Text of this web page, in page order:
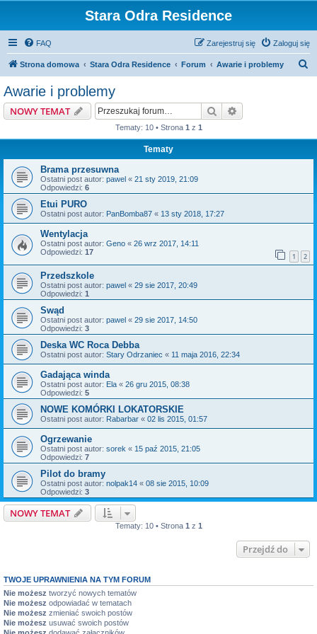
Stara Odra Residence
FAQ Zaloguj się
Zarejestruj się
Strona domowa Stara Odra Residence Forum Awarie i problemy
Awarie i problemy
NOWY TEMAT Szukaj
Tematy: 10 • Strona 1 z 1
Tematy
Brama przesuwna
Ostatni post autor: pawel « 21 sty 2019, 21:09
Odpowiedzi: 6
Etui PURO
Ostatni post autor: PanBomba87 « 13 sty 2018, 17:27
Wentylacja
Ostatni post autor: Geno « 26 wrz 2017, 14:11
Odpowiedzi: 17 1 2
Przedszkole
Ostatni post autor: pawel « 29 sie 2017, 20:49
Odpowiedzi: 1
Swąd
Ostatni post autor: pawel « 29 sie 2017, 14:50
Odpowiedzi: 3
Deska WC Roca Debba
Ostatni post autor: Stary Odrzaniec « 11 maja 2016, 22:34
Gadająca winda
Ostatni post autor: Ela « 26 gru 2015, 08:38
Odpowiedzi: 5
NOWE KOMÓRKI LOKATORSKIE
Ostatni post autor: Rabarbar « 02 lis 2015, 01:57
Ogrzewanie
Ostatni post autor: sorek « 15 paź 2015, 21:05
Odpowiedzi: 7
Pilot do bramy
Ostatni post autor: nolpak14 « 08 sie 2015, 10:09
Odpowiedzi: 3
NOWY TEMAT
Tematy: 10 • Strona 1 z 1
Przejdź do
TWOJE UPRAWNIENIA NA TYM FORUM
Nie możesz tworzyć nowych tematów
Nie możesz odpowiadać w tematach
Nie możesz zmieniać swoich postów
Nie możesz usuwać swoich postów